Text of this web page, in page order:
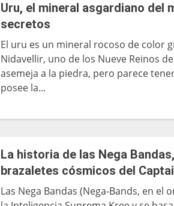
Uru, el mineral asgardiano del
secretos
El uru es un mineral rocoso de color
Nidavellir, uno de los Nueve Reinos
asemeja a la piedra, pero parece
posee la...
La historia de las Nega
brazaletes cósmicos del
Las Nega Bandas (Nega-Bands, en el